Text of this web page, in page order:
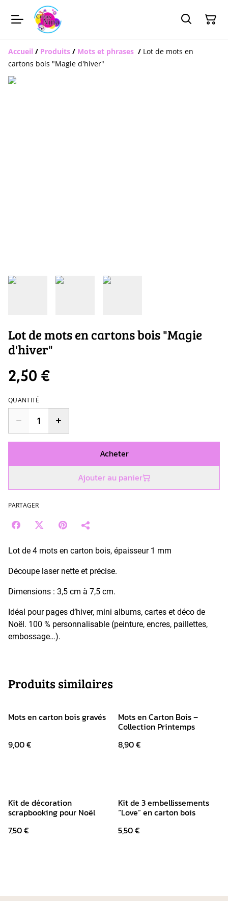
Accueil / Produits / Mots et phrases / Lot de mots en
cartons bois "Magie d'hiver"
Lot de mots en cartons bois "Magie
d'hiver"
2,50 €
QUANTITÉ
Acheter
Ajouter au panier
PARTAGER
Lot de 4 mots en carton bois, épaisseur 1 mm
Découpe laser nette et précise.
Dimensions : 3,5 cm à 7,5 cm.
Idéal pour pages d’hiver, mini albums, cartes et déco de
Noël. 100 % personnalisable (peinture, encres, paillettes,
embossage…).
Produits similaires
Mots en carton bois gravés
9,00 €
Mots en Carton Bois –
Collection Printemps
8,90 €
Kit de décoration
scrapbooking pour Noël
7,50 €
Kit de 3 embellissements
“Love” en carton bois
5,50 €